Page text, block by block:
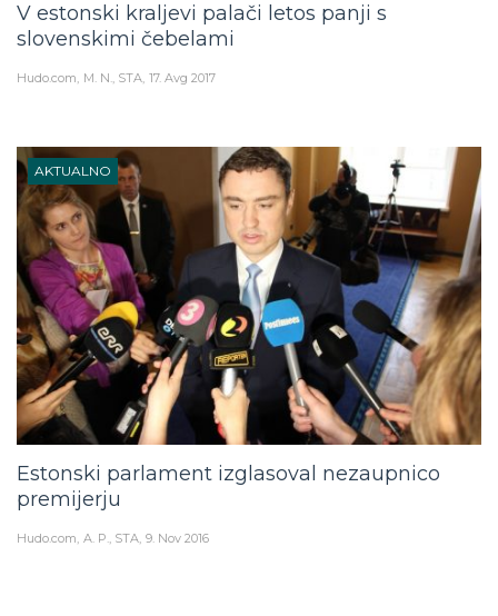
V estonski kraljevi palači letos panji s
slovenskimi čebelami
Hudo.com M. N., STA 17. Avg 2017
AKTUALNO
Estonski parlament izglasoval nezaupnico
premijerju
Hudo.com A. P., STA 9. Nov 2016